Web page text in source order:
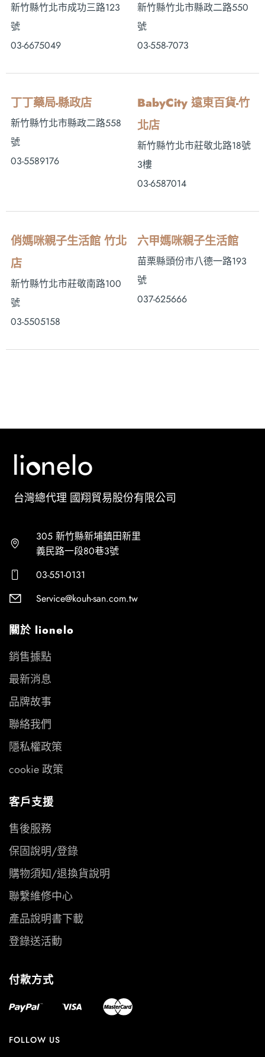
新竹縣竹北市成功三路123
號
03-6675049
新竹縣竹北市縣政二路550
號
03-558-7073
丁丁藥局-縣政店
新竹縣竹北市縣政二路558
號
03-5589176
BabyCity 遠東百貨-竹
北店
新竹縣竹北市莊敬北路18號
3樓
03-6587014
俏媽咪親子生活館 竹北
店
新竹縣竹北市莊敬南路100
號
03-5505158
六甲媽咪親子生活館
苗栗縣頭份市八德一路193
號
037-625666
台灣總代理 國翔貿易股份有限公司
305 新竹縣新埔鎮田新里
義民路一段80巷3號
03-551-0131
Service@kouh-san.com.tw
關於 lionelo
銷售據點
最新消息
品牌故事
聯絡我們
隱私權政策
cookie 政策
客戶支援
售後服務
保固說明/登錄
購物須知/退換貨說明
聯繫維修中心
產品說明書下載
登錄送活動
付款方式
FOLLOW US